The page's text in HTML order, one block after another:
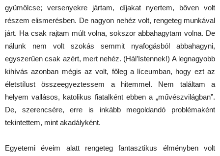
gyümölcse; versenyekre jártam, díjakat nyertem, bőven volt
részem elismerésben. De nagyon nehéz volt, rengeteg munkával
járt. Ha csak rajtam múlt volna, sokszor abbahagytam volna. De
nálunk nem volt szokás semmit nyafogásból abbahagyni,
egyszerűen csak azért, mert nehéz. (Hál’Istennek!) A legnagyobb
kihívás azonban mégis az volt, főleg a líceumban, hogy ezt az
életstílust összeegyeztessem a hitemmel. Nem találtam a
helyem vallásos, katolikus fiatalként ebben a „művészvilágban”.
De, szerencsére, erre is inkább megoldandó problémaként
tekintettem, mint akadályként.
Egyetemi éveim alatt rengeteg fantasztikus élményben volt